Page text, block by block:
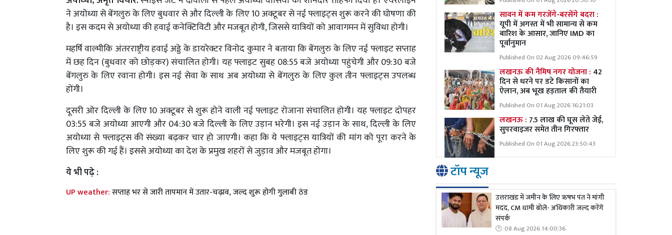
ने अयोध्या से बेंगलुरु के लिए बुधवार से और दिल्ली के लिए 10 अक्टूबर से नई फ्लाइट्स शुरू करने की घोषणा की
है। इस कदम से अयोध्या की हवाई कनेक्टिविटी और मजबूत होगी, जिससे यात्रियों को आवागमन में सुविधा होगी।
महर्षि वाल्मीकि अंतरराष्ट्रीय हवाई अड्डे के डायरेक्टर विनोद कुमार ने बताया कि बेंगलुरु के लिए नई फ्लाइट सप्ताह
में छह दिन (बुधवार को छोड़कर) संचालित होगी। यह फ्लाइट सुबह 08:55 बजे अयोध्या पहुंचेगी और 09:30 बजे
बेंगलुरु के लिए रवाना होगी। इस नई सेवा के साथ अब अयोध्या से बेंगलुरु के लिए कुल तीन फ्लाइट्स उपलब्ध
होंगी।
दूसरी ओर दिल्ली के लिए 10 अक्टूबर से शुरू होने वाली नई फ्लाइट रोजाना संचालित होगी। यह फ्लाइट दोपहर
03:55 बजे अयोध्या आएगी और 04:30 बजे दिल्ली के लिए उड़ान भरेगी। इस नई उड़ान के साथ, दिल्ली के लिए
अयोध्या से फ्लाइट्स की संख्या बढ़कर चार हो जाएगी। कहा कि ये फ्लाइट्स यात्रियों की मांग को पूरा करने के
लिए शुरू की गई हैं। इससे अयोध्या का देश के प्रमुख शहरों से जुड़ाव और मजबूत होगा।
ये भी पढ़े :
UP weather:सप्ताह भर से जारी तापमान में उतार-चढ़ाव, जल्द शुरू होगी गुलाबी ठंड
सावन में कम गरजेंगे-बरसेंगे बदरा :
यूपी में अगस्त में भी सामान्य से कम
बारिश के आसार, जानिए IMD का
पूर्वानुमान
Published On 02 Aug 2026 09:46:59
लखनऊ की नैमिष नगर योजना : 42
दिन से धरने पर डटे किसानों का
ऐलान, अब भूख हड़ताल की तैयारी
Published On 01 Aug 2026 16:21:03
लखनऊ : 7.5 लाख की घूस लेते जेई,
सुपरवाइजर समेत तीन गिरफ्तार
Published On 01 Aug 2026 23:50:43
टॉप न्यूज
उत्तराखंड में जमीन के लिए ऋषभ पंत ने मांगी
मदद, CM धामी बोले- अधिकारी जल्द करेंगे
संपर्क
08 Aug 2026 14:00:36